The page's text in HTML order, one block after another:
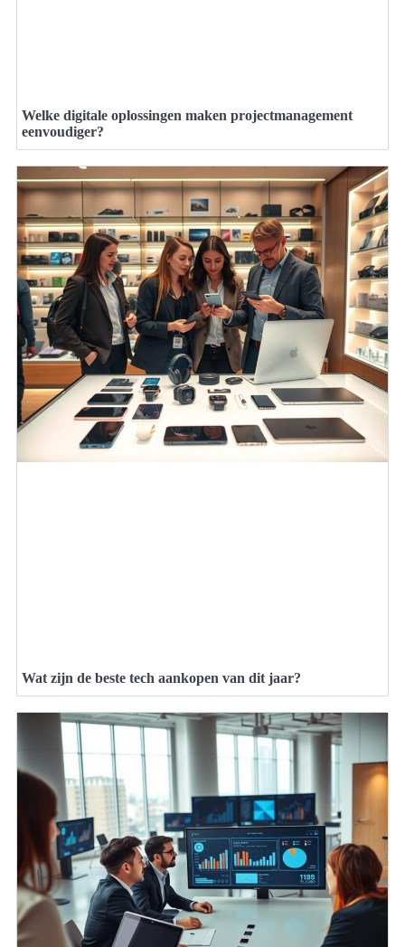
Welke digitale oplossingen maken projectmanagement
eenvoudiger?
Wat zijn de beste tech aankopen van dit jaar?